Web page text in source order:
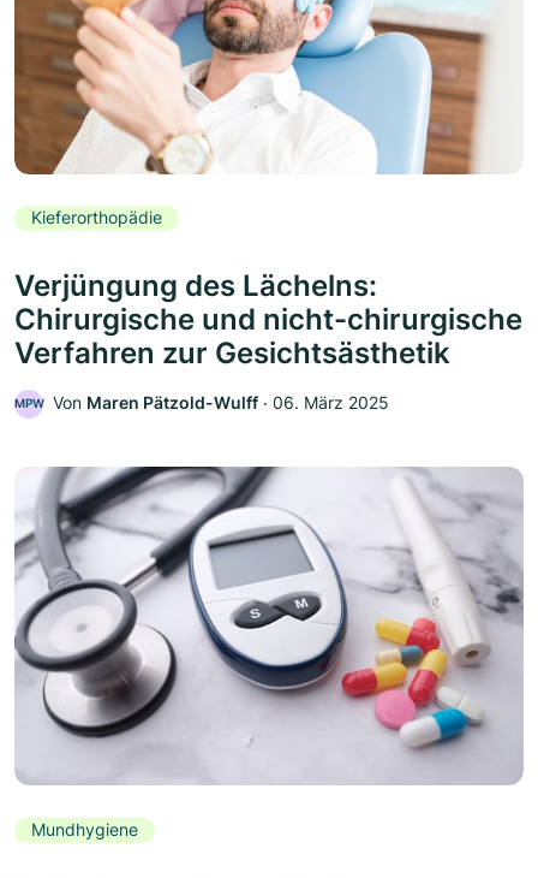
Kieferorthopädie
Verjüngung des Lächelns:
Chirurgische und nicht-chirurgische
Verfahren zur Gesichtsästhetik
MPW Von Maren Pätzold-Wulff ‧ 06. März 2025
Mundhygiene